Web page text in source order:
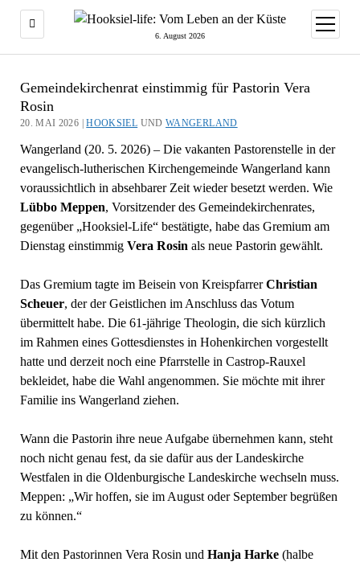
6. August 2026
Menü
öffnen
Gemeindekirchenrat einstimmig für Pastorin Vera
Rosin
20. MAI 2026 |HOOKSIEL UND WANGERLAND
Wangerland (20. 5. 2026) – Die vakanten Pastorenstelle in der
evangelisch-lutherischen Kirchengemeinde Wangerland kann
voraussichtlich in absehbarer Zeit wieder besetzt werden. Wie
Lübbo Meppen, Vorsitzender des Gemeindekirchenrates,
gegenüber „Hooksiel-Life“ bestätigte, habe das Gremium am
Dienstag einstimmig Vera Rosin als neue Pastorin gewählt.
Das Gremium tagte im Beisein von KreispfarrerChristian
Scheuer, der der Geistlichen im Anschluss das Votum
übermittelt habe. Die 61-jährige Theologin, die sich kürzlich
im Rahmen eines Gottesdienstes in Hohenkirchen vorgestellt
hatte und derzeit noch eine Pfarrstelle in Castrop-Rauxel
bekleidet, habe die Wahl angenommen. Sie möchte mit ihrer
Familie ins Wangerland ziehen.
Wann die Pastorin ihre neue Aufgabe übernehmen kann, steht
noch nicht genau fest, da sie dafür aus der Landeskirche
Westfalen in die Oldenburgische Landeskirche wechseln muss.
Meppen: „Wir hoffen, sie im August oder September begrüßen
zu können.“
Mit den Pastorinnen Vera Rosin und Hanja Harke(halbe